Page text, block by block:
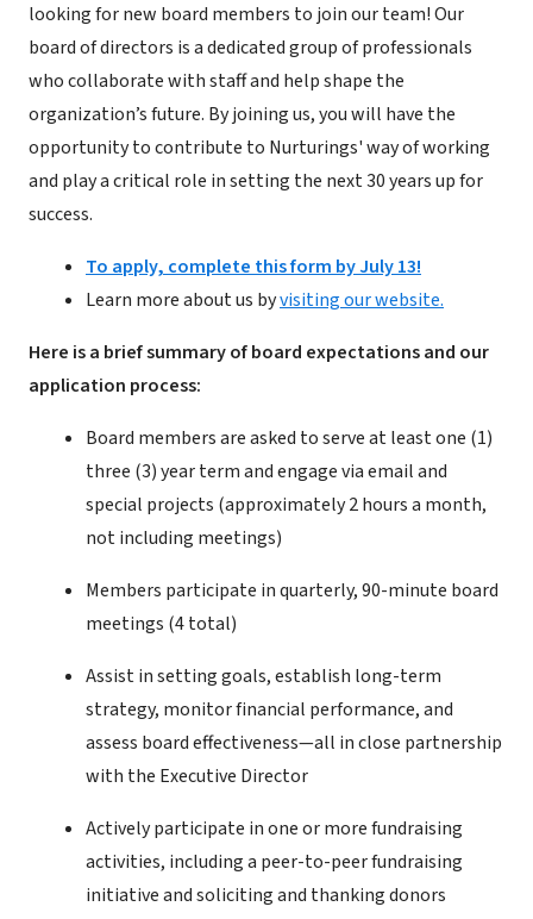
looking for new board members to join our team! Our
board of directors is a dedicated group of professionals
who collaborate with staff and help shape the
organization’s future. By joining us, you will have the
opportunity to contribute to Nurturings' way of working
and play a critical role in setting the next 30 years up for
success.
To apply, complete this form by July 13!
Learn more about us byvisiting our website.
Here is a brief summary of board expectations and our
application process:
Board members are asked to serve at least one (1)
three (3) year term and engage via email and
special projects (approximately 2 hours a month,
not including meetings)
Members participate in quarterly, 90-minute board
meetings (4 total)
Assist in setting goals, establish long-term
strategy, monitor financial performance, and
assess board effectiveness—all in close partnership
with the Executive Director
Actively participate in one or more fundraising
activities, including a peer-to-peer fundraising
initiative and soliciting and thanking donors